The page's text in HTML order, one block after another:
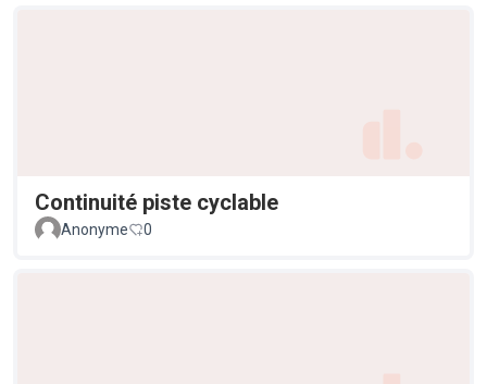
Continuité piste cyclable
Anonyme 0